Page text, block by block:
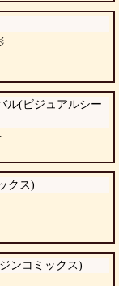
ル(ビジュアルシー
クス)
ンコミックス)